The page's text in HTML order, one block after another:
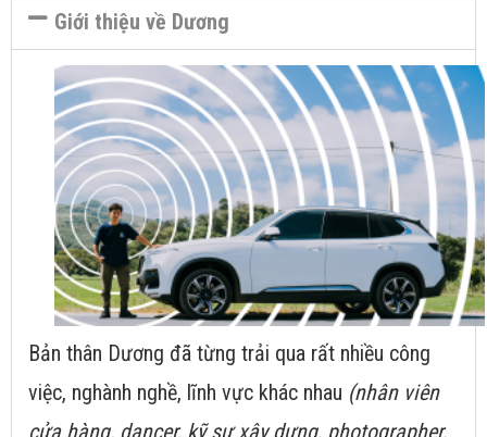
Giới thiệu về Dương
Bản thân Dương đã từng trải qua rất nhiều công
việc, nghành nghề, lĩnh vực khác nhau (nhân viên